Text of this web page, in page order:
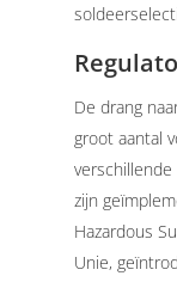
De drang
groot aantal
zijn
Hazardous
Unie,